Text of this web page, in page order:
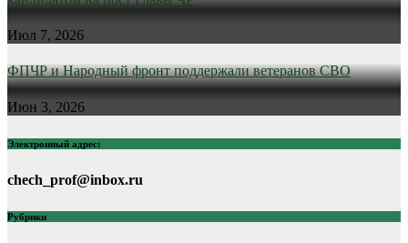
Июл 7, 2026
ФПЧР и Народный фронт поддержали ветеранов СВО
Июн 3, 2026
Электронный адрес:
chech_prof@inbox.ru
Рубрики